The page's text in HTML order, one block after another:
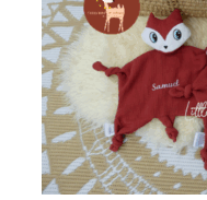
Des petites
Powered